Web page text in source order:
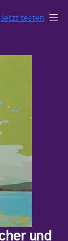
Jetzt testen
und